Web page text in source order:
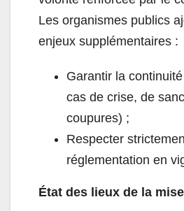
Les organismes publics
enjeux supplémentaires :
Garantir la continuité
cas de crise, de
coupures) ;
Respecter
réglementation en
État des lieux de la